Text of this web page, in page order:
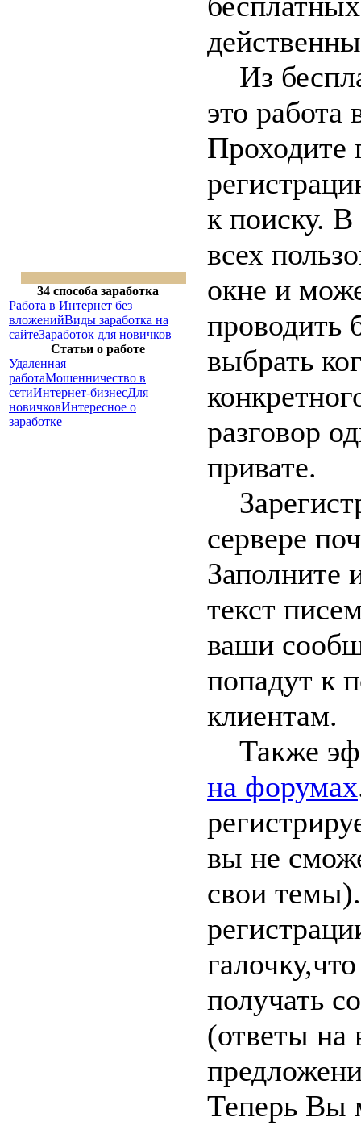
34 способа заработка
Работа в Интернет без
вложенийВиды заработка на
сайтеЗаработок для новичков
Статьи о работе
Удаленная
работаМошенничество в
сетиИнтернет-бизнесДля
новичковИнтересное о
заработке
Из
это работа
Проходите
к поиску.
всех
окне и
проводить
выбрать
разговор
привате.
сервере
Заполните
текст
ваши
попадут к
клиентам.
Также
на форумах
вы не
свои
получать
(ответы на
Теперь Вы